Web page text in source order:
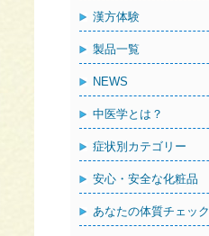
漢方体験
製品一覧
NEWS
中医学とは？
症状別カテゴリー
安心・安全な化粧品
あなたの体質チェック